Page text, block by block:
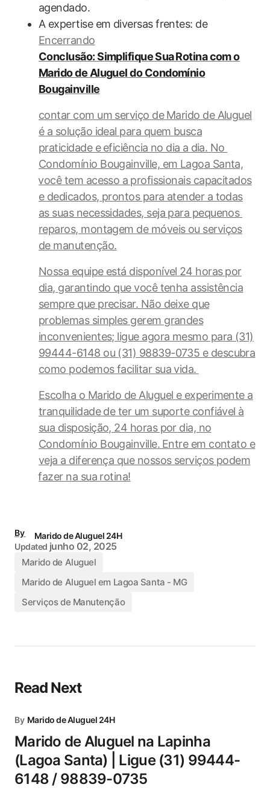
‌agendado.
A expertise em diversas frentes: de
Encerrando
Conclusão: Simplifique⁣ Sua ⁤Rotina com o
Marido de Aluguel do Condomínio
Bougainville
contar com um serviço de⁣ Marido de Aluguel
é a solução ideal para quem​ busca
praticidade e⁤ eficiência no dia a ⁣dia. No ​
Condomínio Bougainville, em Lagoa Santa,
⁤você tem acesso a ⁤profissionais capacitados
e dedicados, prontos para atender a todas
as suas‌ necessidades, seja para pequenos ​
reparos, montagem de móveis ou serviços
de manutenção.
Nossa equipe está disponível⁣ 24 ‍horas ⁣por
dia, garantindo​ que você tenha assistência
sempre que precisar. Não deixe que⁣
problemas simples gerem grandes
inconvenientes; ligue​ agora mesmo para (31)
​99444-6148 ou (31) 98839-0735 e descubra
como podemos facilitar sua vida. ⁤
Escolha o ‍Marido de Aluguel e experimente a
tranquilidade de ter um ​suporte confiável à
sua disposição, 24 horas por dia, no
Condomínio Bougainville. ⁤Entre ‍em contato e
veja a diferença que nossos serviços podem
⁣fazer‌ na ​sua rotina!
By
Marido de Aluguel 24H
Updated junho 02, 2025
Marido de Aluguel
Marido de Aluguel em Lagoa Santa - MG
Serviços de Manutenção
Read Next
By Marido de Aluguel 24H
Marido de Aluguel na Lapinha
(Lagoa Santa) | Ligue (31) 99444-
6148 / 98839-0735